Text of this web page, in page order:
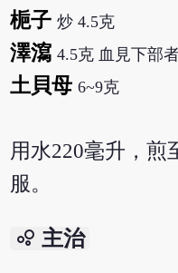
梔子 炒 4.5克
澤瀉 4.5克 血見下部
土貝母 6~9克
用水220毫升，煎
服。
bubble_chart 主治